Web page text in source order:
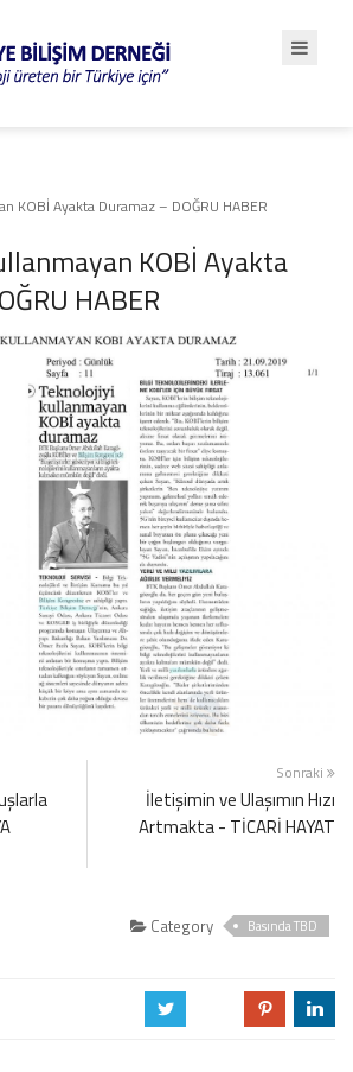
KOBİ Ayakta Duramaz – DOĞRU HABER
KOBİ Ayakta
HABER
Sonraki
İletişimin ve Ulaşımın Hızı
Artmakta - TİCARİ HAYAT
Category Basında TBD
a d j